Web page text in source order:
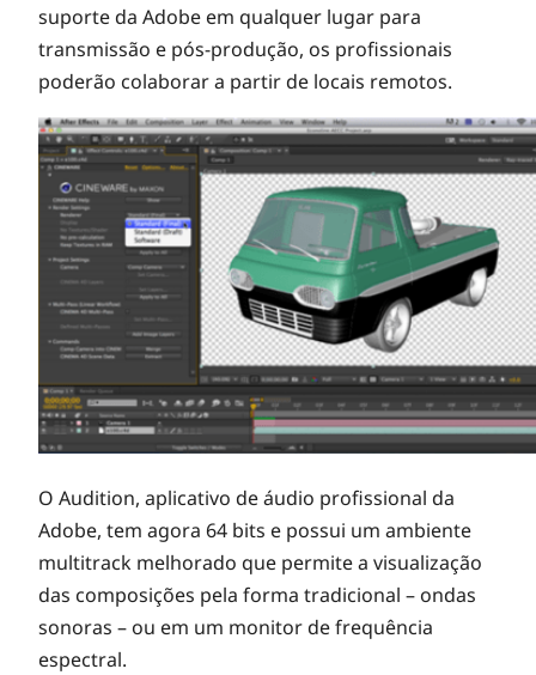
suporte da Adobe em qualquer lugar para
transmissão e pós-produção, os profissionais
poderão colaborar a partir de locais remotos.
O Audition, aplicativo de áudio profissional da
Adobe, tem agora 64 bits e possui um ambiente
multitrack melhorado que permite a visualização
das composições pela forma tradicional – ondas
sonoras – ou em um monitor de frequência
espectral.